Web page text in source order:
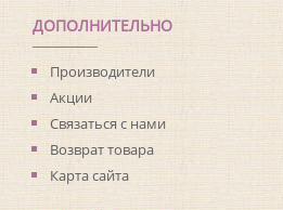
ДОПОЛНИТЕЛЬНО
Производители
Акции
Связаться с нами
Возврат товара
Карта сайта